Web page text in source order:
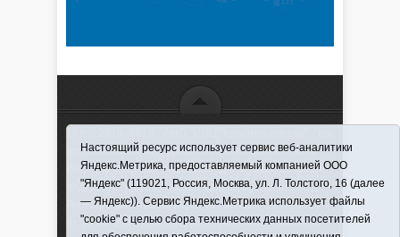
использовании материалов ссылка обязательна
Информационная лента выходит при финансовой
поддержке правительства Тюменской области
Регистрационный номер СМИ ЭЛ № ФС 77-66066
от 10.06. 2016 г. выдано Федеральной службой по
Настоящий ресурс использует сервис веб-аналитики
Яндекс.Метрика, предоставляемый компанией ООО
"Яндекс" (119021, Россия, Москва, ул. Л. Толстого, 16 (далее
— Яндекс)). Сервис Яндекс.Метрика использует файлы
"cookie" с целью сбора технических данных посетителей